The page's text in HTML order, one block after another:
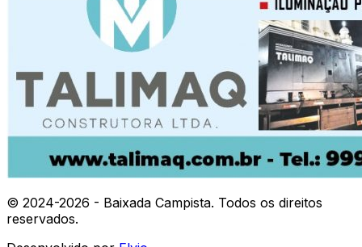
© 2024-2026 - Baixada Campista. Todos os direitos
reservados.